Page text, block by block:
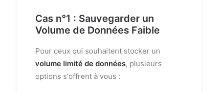
Cas n°1 : Sauvegarder un
Volume de Données Faible
Pour ceux qui souhaitent stocker un
volume limité de données, plusieurs
options s'offrent à vous :